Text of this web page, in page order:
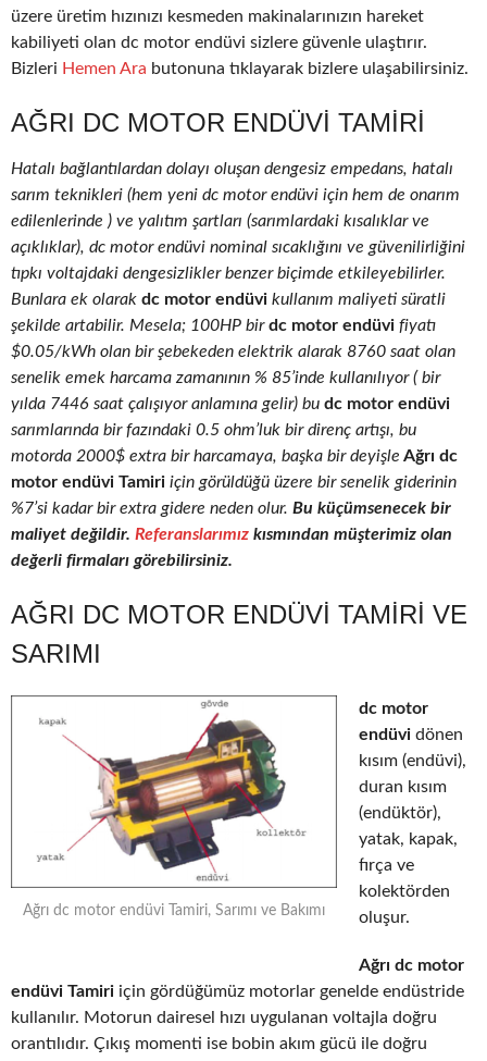
üzere üretim hızınızı kesmeden makinalarınızın hareket
kabiliyeti olan dc motor endüvi sizlere güvenle ulaştırır.
Bizleri Hemen Ara butonuna tıklayarak bizlere ulaşabilirsiniz.
AĞRI DC MOTOR ENDÜVI TAMIRI
Hatalı bağlantılardan dolayı oluşan dengesiz empedans, hatalı
sarım teknikleri (hem yeni dc motor endüvi için hem de onarım
edilenlerinde ) ve yalıtım şartları (sarımlardaki kısalıklar ve
açıklıklar), dc motor endüvi nominal sıcaklığını ve güvenilirliğini
tıpkı voltajdaki dengesizlikler benzer biçimde etkileyebilirler.
Bunlara ek olarak dc motor endüvi kullanım maliyeti süratli
şekilde artabilir. Mesela; 100HP birdc motor endüvi fiyatı
$0.05/kWh olan bir şebekeden elektrik alarak 8760 saat olan
senelik emek harcama zamanının % 85’inde kullanılıyor ( bir
yılda 7446 saat çalışıyor anlamına gelir) bu dc motor endüvi
sarımlarında bir fazındaki 0.5 ohm’luk bir direnç artışı, bu
motorda 2000$ extra bir harcamaya, başka bir deyişle Ağrı dc
motor endüvi Tamiri için görüldüğü üzere bir senelik giderinin
%7’si kadar bir extra gidere neden olur. Bu küçümsenecek bir
maliyet değildir. Referanslarımız kısmından müşterimiz olan
değerli firmaları görebilirsiniz.
AĞRI DC MOTOR ENDÜVI TAMIRI VE
SARIMI
Ağrı dc motor endüvi Tamiri, Sarımı ve Bakımı
dc motor
endüvi dönen
kısım (endüvi),
duran kısım
(endüktör),
yatak, kapak,
fırça ve
kolektörden
oluşur.
Ağrı dc motor
endüvi Tamiri için gördüğümüz motorlar genelde endüstride
kullanılır. Motorun dairesel hızı uygulanan voltajla doğru
orantılıdır. Çıkış momenti ise bobin akım gücü ile doğru